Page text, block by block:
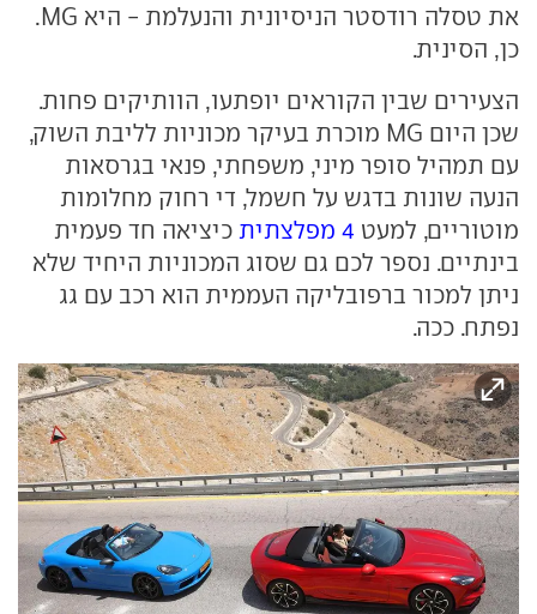
את טסלה רודסטר הניסיונית והנעלמת - היא MG.
כן, הסינית.
הצעירים שבין הקוראים יופתעו, הוותיקים פחות.
שכן היום MG מוכרת בעיקר מכוניות לליבת השוק,
עם תמהיל סופר מיני, משפחתי, פנאי בגרסאות
הנעה שונות בדגש על חשמל, די רחוק מחלומות
מוטוריים, למעט 4 מפלצתית
כיציאה חד פעמית
בינתיים. נספר לכם גם שסוג המכוניות היחיד שלא
ניתן למכור ברפובליקה העממית הוא רכב עם גג
נפתח. ככה.